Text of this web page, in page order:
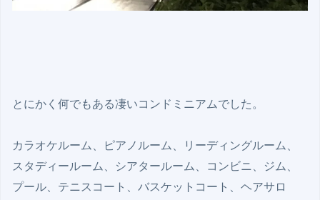
とにかく何でもある凄いコンドミニアムでした。
カラオケルーム、ピアノルーム、リーディングルーム、
スタディールーム、シアタールーム、コンビニ、ジム、
プール、テニスコート、バスケットコート、ヘアサロ